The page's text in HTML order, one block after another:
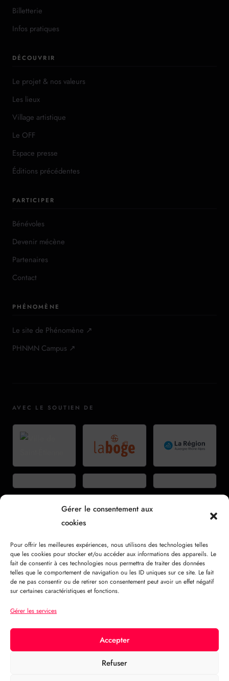
Gérer le consentement aux
cookies
Pour offrir les meilleures expériences, nous utilisons des technologies telles
que les cookies pour stocker et/ou accéder aux informations des appareils. Le
fait de consentir à ces technologies nous permettra de traiter des données
telles que le comportement de navigation ou les ID uniques sur ce site. Le fait
de ne pas consentir ou de retirer son consentement peut avoir un effet négatif
sur certaines caractéristiques et fonctions.
Gérer les services
Accepter
Refuser
Billetterie
Infos pratiques
DÉCOUVRIR
Le projet & nos valeurs
Les lieux
Village artistique
Le OFF
Espace presse
Éditions précédentes
PARTICIPER
Bénévoles
Devenir mécène
Partenaires
Contact
PHÉNOMÈNE
Le site de Phénomène ↗
PHNMN Campus ↗
AVEC LE SOUTIEN DE
VOIR TOUS LES PARTENAIRES →
le festival PHNMN Fréquences